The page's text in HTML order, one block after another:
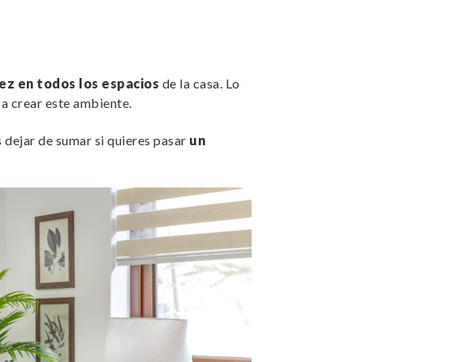
en todos los espacios de la casa. Lo
crear este ambiente.
de sumar si quieres pasar un